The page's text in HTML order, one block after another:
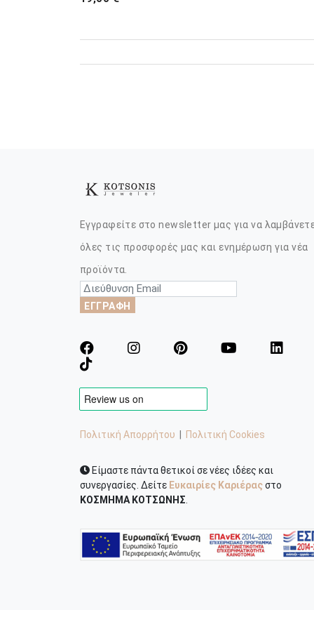
Εγγραφείτε στο newsletter μας για να
όλες τις προσφορές μας και ενημέρωση για νέα
προϊόντα.
ΕΓΓΡΑΦΗ
Πολιτική Απορρήτου Πολιτική Cookies
Είμαστε πάντα θετικοί σε νέες ιδέες και
συνεργασίες. Δείτε Ευκαιρίες Καριέραςστο
ΚΟΣΜΗΜΑ ΚΟΤΣΩΝΗΣ